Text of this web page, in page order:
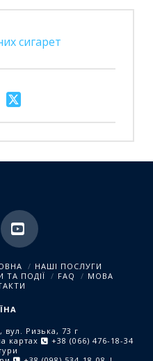
сигарет
YouTube
НАШІ ПОСЛУГИ
ТА ПОДІЇ FAQ
МОВА
вул. Ризька, 73 г
картах
+38 (066) 476-18-34